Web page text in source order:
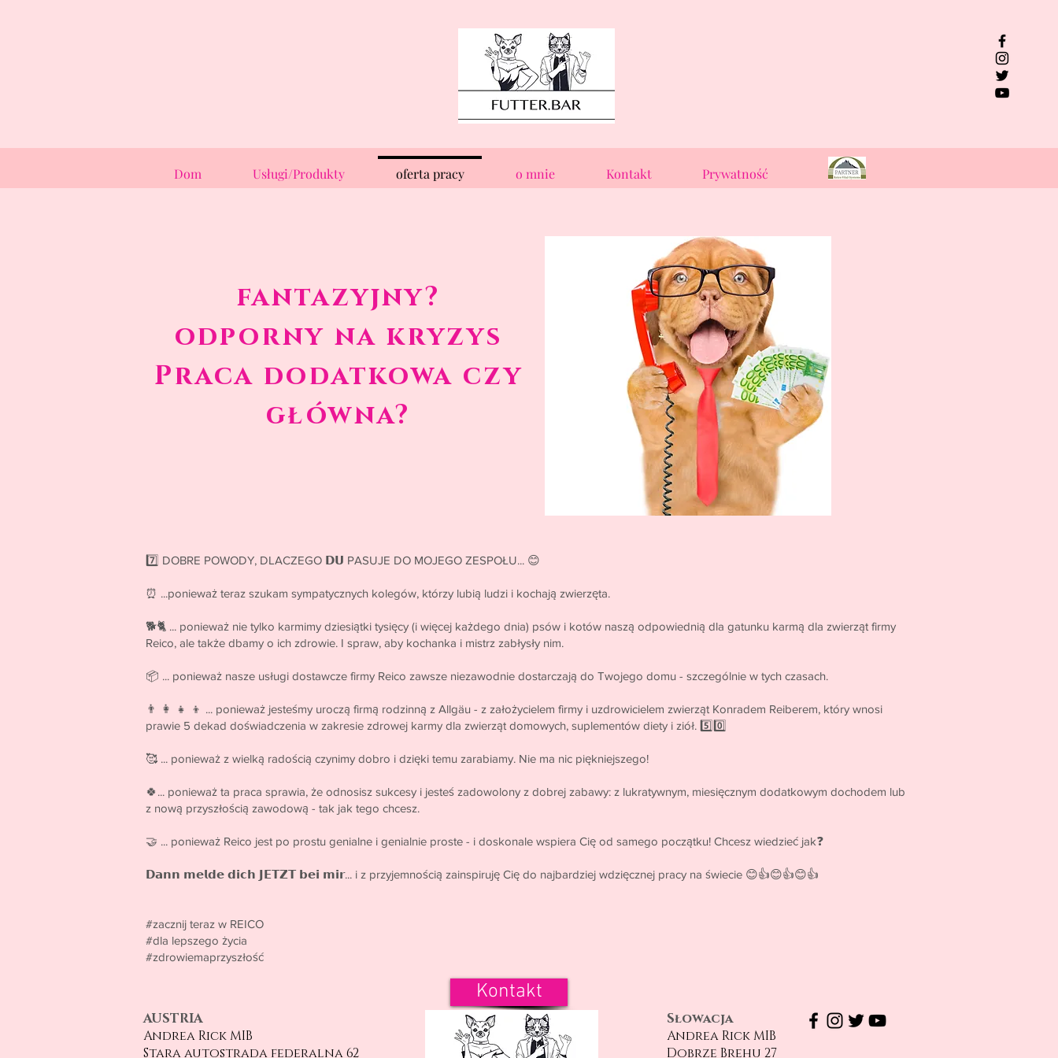
Dom Usługi/Produkty oferta pracy o mnie Kontakt Prywatność
fantazyjny?
odporny na kryzys
Praca dodatkowa czy
główna?
7️⃣ DOBRE POWODY, DLACZEGO 𝗗𝗨 PASUJE DO MOJEGO ZESPOŁU... 😊
⏰ ...ponieważ teraz szukam sympatycznych kolegów, którzy lubią ludzi i kochają zwierzęta.
🐕🐈 ... ponieważ nie tylko karmimy dziesiątki tysięcy (i więcej każdego dnia) psów i kotów naszą odpowiednią dla gatunku karmą dla zwierząt firmy
Reico, ale także dbamy o ich zdrowie. I spraw, aby kochanka i mistrz zabłysły nim.
📦 ... ponieważ nasze usługi dostawcze firmy Reico zawsze niezawodnie dostarczają do Twojego domu - szczególnie w tych czasach.
👨 👩 👧 👦 ... ponieważ jesteśmy uroczą firmą rodzinną z Allgäu - z założycielem firmy i uzdrowicielem zwierząt Konradem Reiberem, który wnosi
prawie 5 dekad doświadczenia w zakresie zdrowej karmy dla zwierząt domowych, suplementów diety i ziół. 5️⃣0️⃣
🥰 ... ponieważ z wielką radością czynimy dobro i dzięki temu zarabiamy. Nie ma nic piękniejszego!
🍀... ponieważ ta praca sprawia, że odnosisz sukcesy i jesteś zadowolony z dobrej zabawy: z lukratywnym, miesięcznym dodatkowym dochodem lub
z nową przyszłością zawodową - tak jak tego chcesz.
🤝 ... ponieważ Reico jest po prostu genialne i genialnie proste - i doskonale wspiera Cię od samego początku! Chcesz wiedzieć jak❓
𝗗𝗮𝗻𝗻 𝗺𝗲𝗹𝗱𝗲 𝗱𝗶𝗰𝗵 𝗝𝗘𝗧𝗭𝗧 𝗯𝗲𝗶 𝗺𝗶𝗿... i z przyjemnością zainspiruję Cię do najbardziej wdzięcznej pracy na świecie 😊👍😊👍😊👍
#zacznij teraz w REICO
#dla lepszego życia
#zdrowiemaprzyszłość
Kontakt
AUSTRIA
Andrea Rick MIB
Stara autostrada federalna 62
Słowacja
Andrea Rick MIB
Dobrze Brehu 27